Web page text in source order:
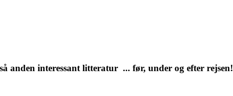
anden interessant litteratur ... før, under og efter rejsen!